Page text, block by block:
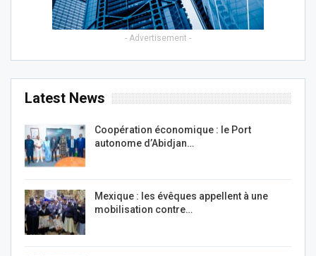
- Advertisement -
Latest News
Coopération économique : le Port
autonome d’Abidjan…
Mexique : les évêques appellent à une
mobilisation contre…